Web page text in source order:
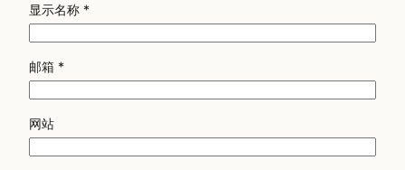
显示名称 *
邮箱 *
网站